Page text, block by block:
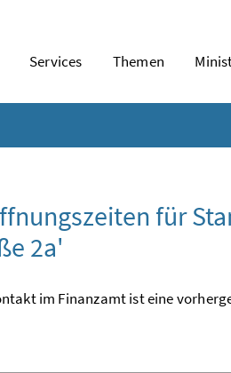
Services Themen
für
2a'
im Finanzamt ist eine